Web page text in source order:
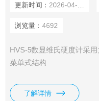
更新时间： 2026-04-08
浏览量： 4692
HVS-5数显维氏硬度计采
菜单式结构
了解详情